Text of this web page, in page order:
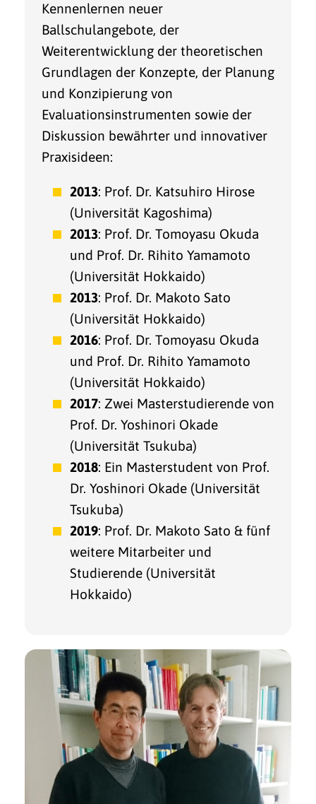
Kennenlernen neuer
Ballschulangebote, der
Weiterentwicklung der theoretischen
Grundlagen der Konzepte, der Planung
und Konzipierung von
Evaluationsinstrumenten sowie der
Diskussion bewährter und innovativer
Praxisideen:
2013: Prof. Dr. Katsuhiro Hirose
(Universität Kagoshima)
2013: Prof. Dr. Tomoyasu Okuda
und Prof. Dr. Rihito Yamamoto
(Universität Hokkaido)
2013: Prof. Dr. Makoto Sato
(Universität Hokkaido)
2016: Prof. Dr. Tomoyasu Okuda
und Prof. Dr. Rihito Yamamoto
(Universität Hokkaido)
2017: Zwei Masterstudierende von
Prof. Dr. Yoshinori Okade
(Universität Tsukuba)
2018: Ein Masterstudent von Prof.
Dr. Yoshinori Okade (Universität
Tsukuba)
2019: Prof. Dr. Makoto Sato & fünf
weitere Mitarbeiter und
Studierende (Universität
Hokkaido)